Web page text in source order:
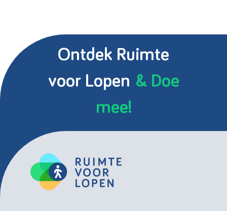
Ontdek Ruimte
voor Lopen & Doe
mee!